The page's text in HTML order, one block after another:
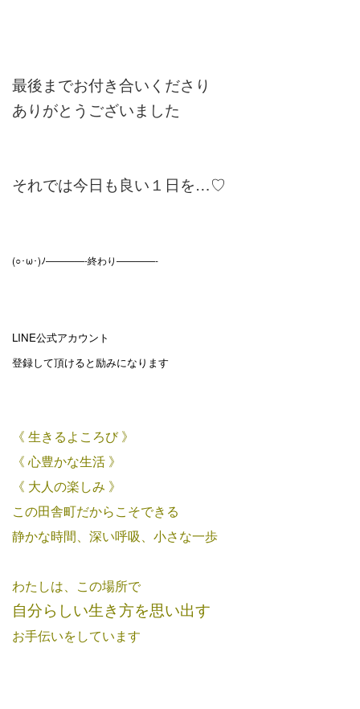
最後までお付き合いくださり
ありがとうございました
それでは今日も良い１日を…♡
(○･ω･)ﾉ————-終わり————-
LINE公式アカウント
登録して頂けると励みになります
《 生きるよころび 》
《 心豊かな生活 》
《 大人の楽しみ 》
この田舎町だからこそできる
静かな時間、深い呼吸、小さな一歩
わたしは、この場所で
自分らしい生き方を思い出す
お手伝いをしています